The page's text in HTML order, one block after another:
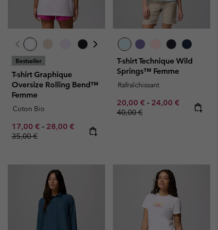
Bestseller
T-shirt Graphique
Oversize Rolling Bend™
Femme
Coton Bio
Minimum sale price:
17,00 € - Maximum sale price:
28,00 € Regular price:
35,00 €
T-shirt Technique Wild
Springs™ Femme
Rafraîchissant
Minimum sale price:
20,00 € - Maximum sale
24,00 € Regular
40,00 €